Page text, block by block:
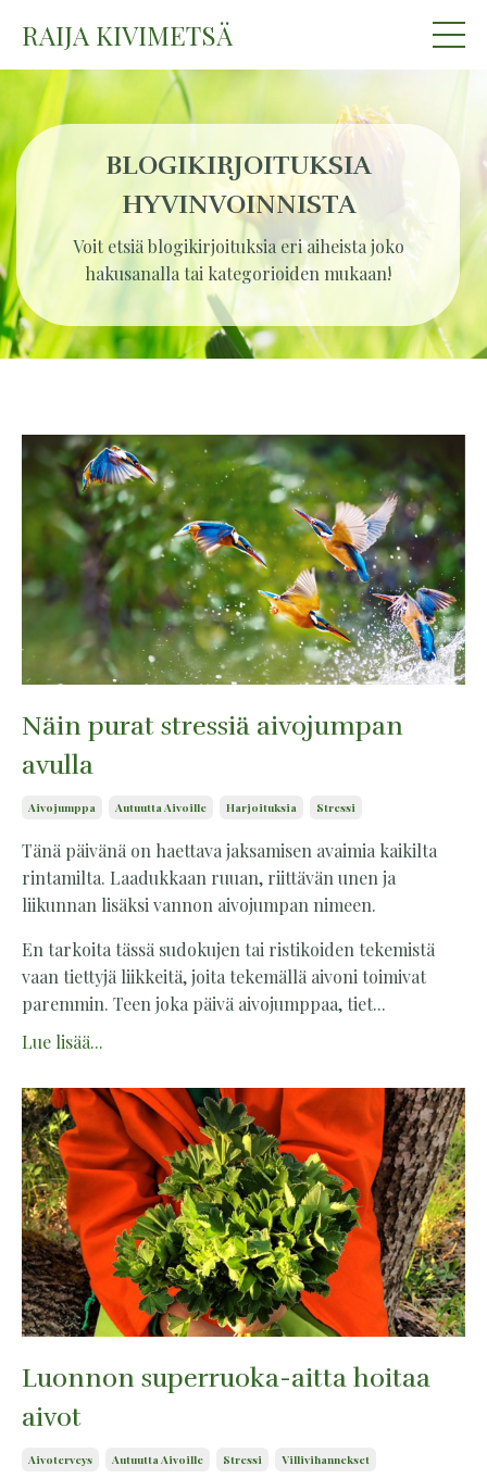
RAIJA KIVIMETSÄ
BLOGIKIRJOITUKSIA
HYVINVOINNISTA
Voit etsiä blogikirjoituksia eri aiheista joko
hakusanalla tai kategorioiden mukaan!
Näin purat stressiä aivojumpan
avulla
Aivojumppa Autuutta Aivoille Harjoituksia Stressi
Tänä päivänä on haettava jaksamisen avaimia kaikilta
rintamilta. Laadukkaan ruuan, riittävän unen ja
liikunnan lisäksi vannon aivojumpan nimeen.
En tarkoita tässä sudokujen tai ristikoiden tekemistä
vaan tiettyjä liikkeitä, joita tekemällä aivoni toimivat
paremmin. Teen joka päivä aivojumppaa, tiet...
Lue lisää...
Luonnon superruoka-aitta hoitaa
aivot
Aivoterveys Autuutta Aivoille Stressi Villivihannekset